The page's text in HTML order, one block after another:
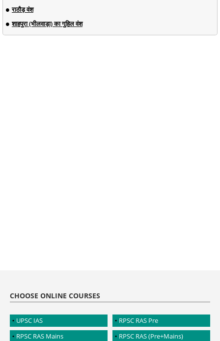
राठौड़ वंश
शाहपुरा (भीलवाड़ा) का गुहिल वंश
CHOOSE ONLINE COURSES
UPSC IAS
RPSC RAS Pre
RPSC RAS Mains
RPSC RAS (Pre+Mains)